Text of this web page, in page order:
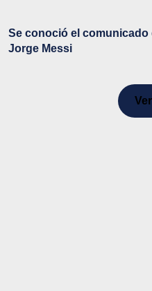
Se conoció el
Jorge Messi